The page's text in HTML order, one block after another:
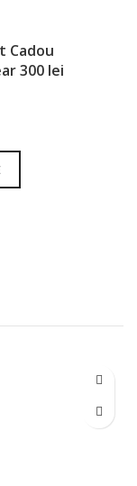
Cadou
300 lei